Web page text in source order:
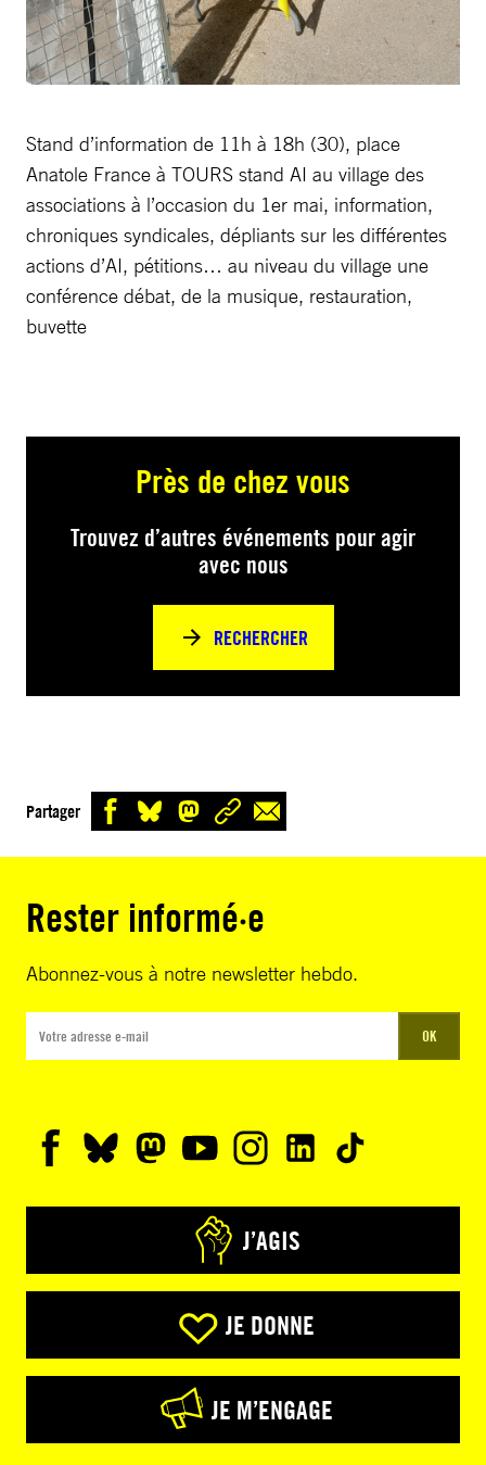
Stand d’information de 11h à 18h (30), place
Anatole France à TOURS stand AI au village des
associations à l’occasion du 1er mai, information,
chroniques syndicales, dépliants sur les différentes
actions d’AI, pétitions… au niveau du village une
conférence débat, de la musique, restauration,
buvette
Près de chez vous
Trouvez d’autres événements pour agir
avec nous
RECHERCHER
Partager
Rester informé·e
Abonnez-vous à notre newsletter hebdo.
OK
J’AGIS
JE DONNE
JE M’ENGAGE